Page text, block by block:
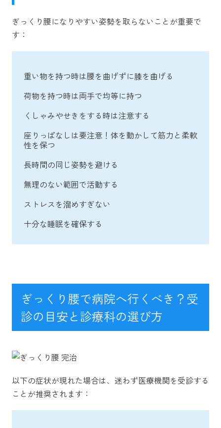
ぎっくり腰になりやすい姿勢を取らないことが重要で
す：
重い物を持つ時は腰を曲げずに膝を曲げる
荷物を持つ時は両手で均等に持つ
くしゃみやせきをする時は注意する
座りっぱなしは要注意！体を動かして筋力と柔軟
性を保つ
長時間の同じ姿勢を避ける
無理のない範囲で活動する
ストレスを溜めすぎない
十分な睡眠を確保する
ぎっくり腰で病院へ行くべき？受
診の目安と診療科の選び方
以下の症状が現れた場合は、迷わず医療機関を受診する
ことが推奨されます：